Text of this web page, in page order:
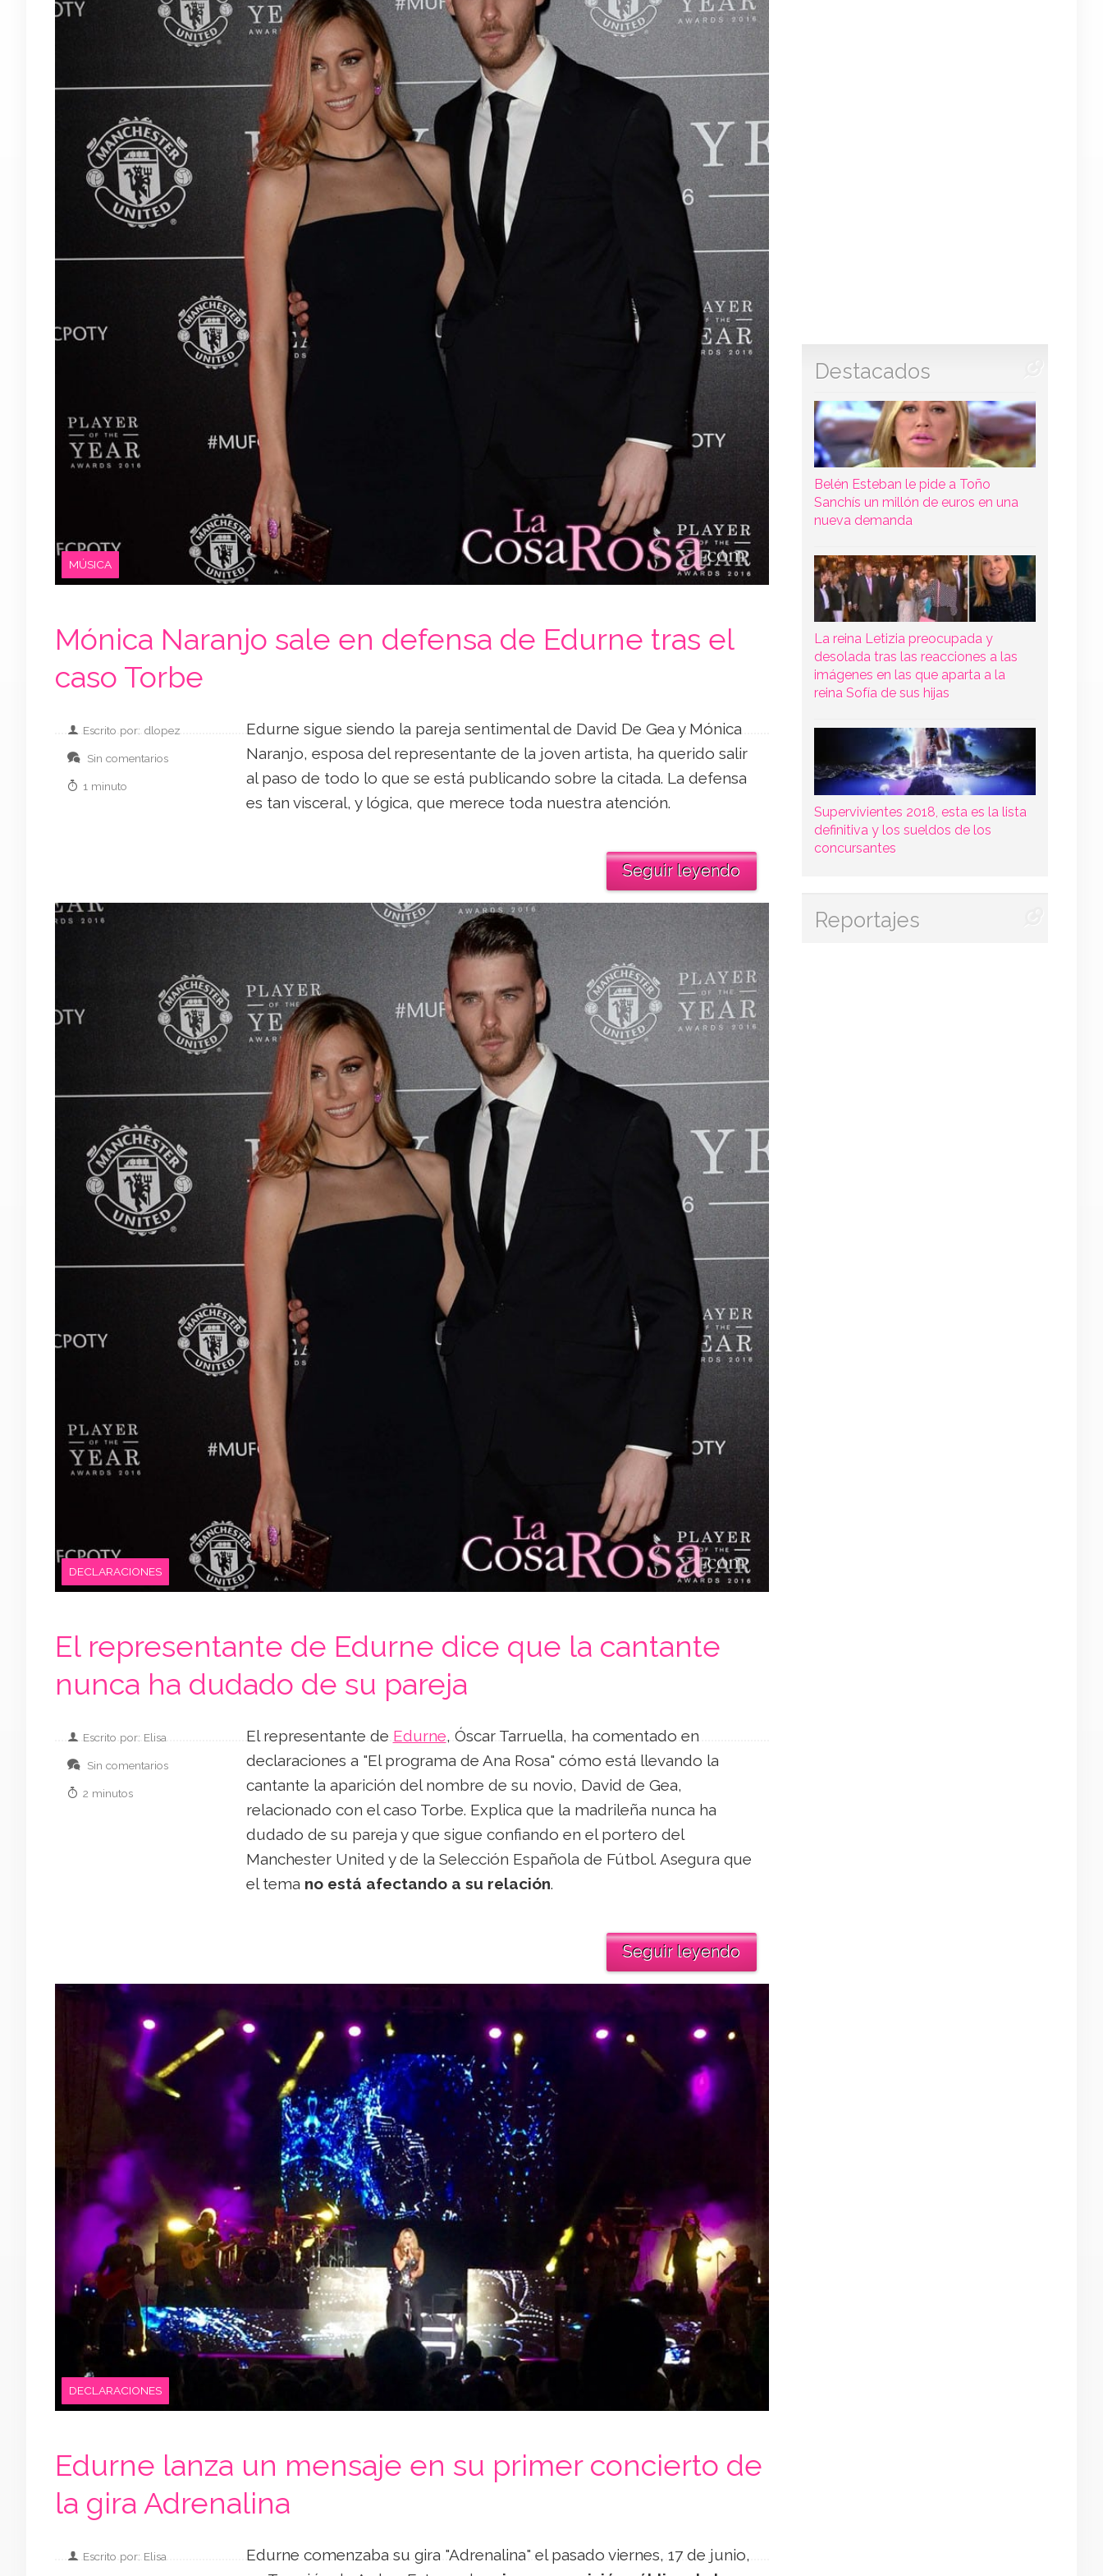
MÚSICA
Mónica Naranjo sale en defensa de Edurne tras el
caso Torbe
Escrito por: dlopez
Sin comentarios
1 minuto
Edurne sigue siendo la pareja sentimental de David De Gea y Mónica
Naranjo, esposa del representante de la joven artista, ha querido salir
al paso de todo lo que se está publicando sobre la citada. La defensa
es tan visceral, y lógica, que merece toda nuestra atención.
Seguir leyendo
DECLARACIONES
El representante de Edurne dice que la cantante
nunca ha dudado de su pareja
Escrito por: Elisa
Sin comentarios
2 minutos
El representante de Edurne, Óscar Tarruella, ha comentado en
declaraciones a "El programa de Ana Rosa" cómo está llevando la
cantante la aparición del nombre de su novio, David de Gea,
relacionado con el caso Torbe. Explica que la madrileña nunca ha
dudado de su pareja y que sigue confiando en el portero del
Manchester United y de la Selección Española de Fútbol. Asegura que
el tema no está afectando a su relación.
Seguir leyendo
DECLARACIONES
Edurne lanza un mensaje en su primer concierto de
la gira Adrenalina
Escrito por: Elisa
Edurne comenzaba su gira "Adrenalina" el pasado viernes, 17 de junio,
Destacados
Belén Esteban le pide a Toño
Sanchís un millón de euros en una
nueva demanda
La reina Letizia preocupada y
desolada tras las reacciones a las
imágenes en las que aparta a la
reina Sofía de sus hijas
Supervivientes 2018, esta es la lista
definitiva y los sueldos de los
concursantes
Reportajes